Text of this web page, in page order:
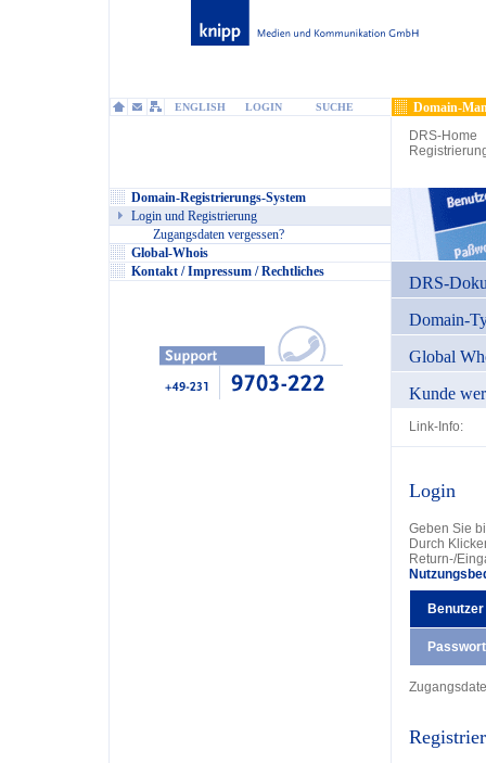
ENGLISH LOGIN SUCHE
Domain-
DRS-Home
Domain-Registrierungs-System
Login und Registrierung
Zugangsdaten vergessen?
Global-Whois
Kontakt / Impressum / Rechtliches
DRS-
Domain-
Global
Kunde
Link-Info:
Login
Geben Sie
Durch
Return-/
Benutzer
Passwort